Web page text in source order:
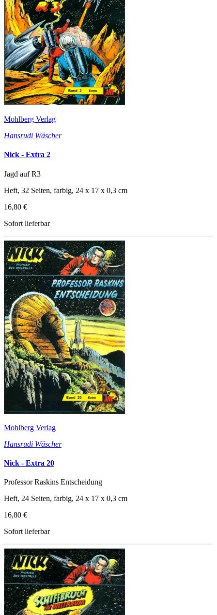
Mohlberg Verlag
Hansrudi Wäscher
Nick - Extra 2
Jagd auf R3
Heft, 32 Seiten, farbig, 24 x 17 x 0,3 cm
16,80 €
Sofort lieferbar
Mohlberg Verlag
Hansrudi Wäscher
Nick - Extra 20
Professor Raskins Entscheidung
Heft, 24 Seiten, farbig, 24 x 17 x 0,3 cm
16,80 €
Sofort lieferbar